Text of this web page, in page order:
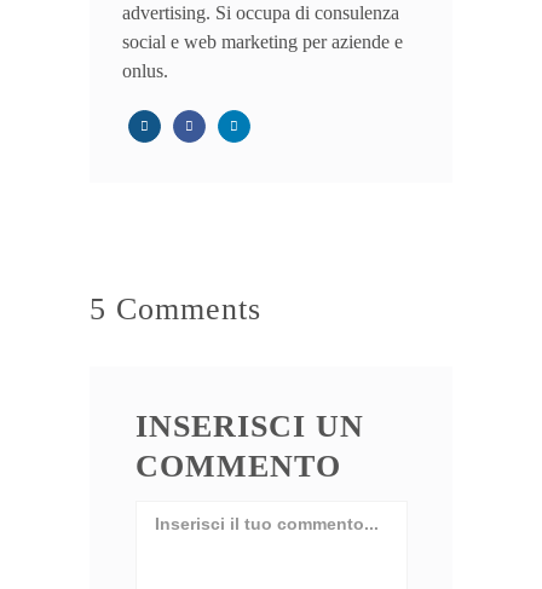
advertising. Si occupa di consulenza
social e web marketing per aziende e
onlus.
5 Comments
INSERISCI UN
COMMENTO